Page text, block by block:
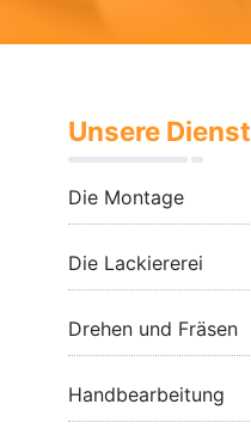
Unsere
Die Montage
Die Lackiererei
Drehen und Fräsen
Handbearbeitung